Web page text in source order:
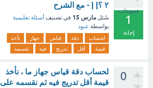
تصويتات
1
إجابة
٢ ؟| | - مع الشرح
سُئل مارس 15 في تصنيف أسئلة تعليمية
بواسطة عبود
لحساب دقة قياس جهاز
نأخذ
قيمة
أقل تدريج فيه نقسمه
0
لحساب دقة قياس جهاز ما ، نأخذ
قيمة أقل تدريج فيه ثم نقسمه على